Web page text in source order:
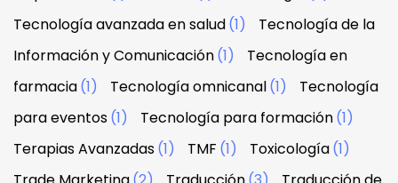
Tecnología avanzada en salud(1)
Tecnología de la
Información y Comunicación(1)
Tecnología en
farmacia(1) Tecnología omnicanal(1)
Tecnología
para eventos(1) Tecnología para formación(1)
Terapias Avanzadas(1) TMF (1) Toxicología(1)